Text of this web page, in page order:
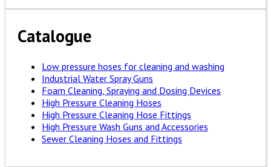
Catalogue
Low pressure hoses for cleaning and washing
Industrial Water Spray Guns
Foam Cleaning, Spraying and Dosing Devices
High Pressure Cleaning Hoses
High Pressure Cleaning Hose Fittings
High Pressure Wash Guns and Accessories
Sewer Cleaning Hoses and Fittings